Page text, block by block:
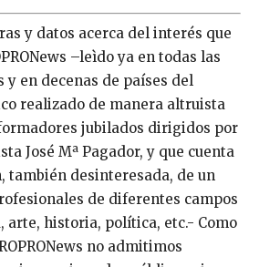
y datos acerca del interés que
–leìdo ya en todas las
y en decenas de países del
realizado de manera altruista
jubilados dirigidos por
José Mª Pagador, y que cuenta
también desinteresada, de un
de diferentes campos
arte, historia, política, etc.- Como
no admitimos